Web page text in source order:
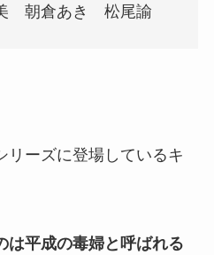
朝倉あき 松尾諭
リーズに登場しているキ
は平成の毒婦と呼ばれる